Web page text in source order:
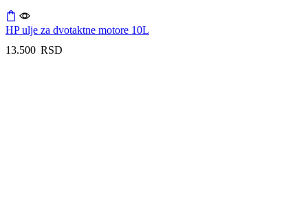
HP ulje za dvotaktne motore 10L
13.500 RSD